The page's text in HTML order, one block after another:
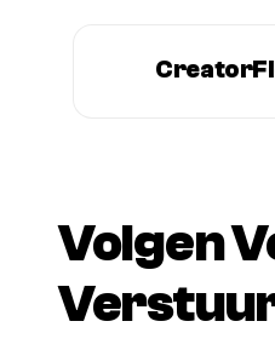
Volgen